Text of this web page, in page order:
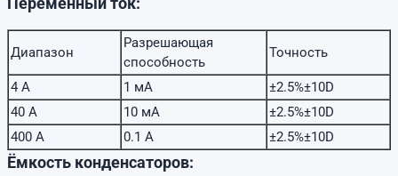
Диапазон
Разрешающая
способность
Точность
4 А 1 мА
±2.5%±10D
40 А
10 мА
±2.5%±10D
400 А
0.1 А ±2.5%±10D
Ёмкость конденсаторов: